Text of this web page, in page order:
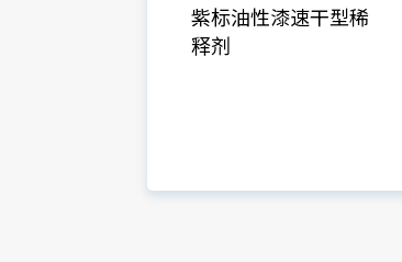
紫标油性漆速干型稀
释剂